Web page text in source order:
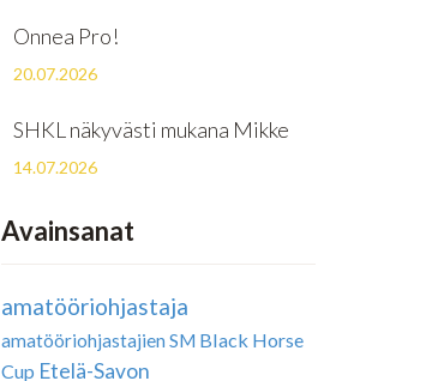
Onnea Pro!
20.07.2026
SHKL näkyvästi mukana Mikke
14.07.2026
Avainsanat
amatööriohjastaja
amatööriohjastajien SM Black Horse
Cup Etelä-Savon